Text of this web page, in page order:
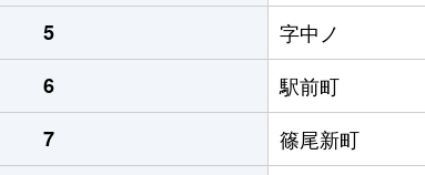
5
字中ノ
6
駅前町
7
篠尾新町